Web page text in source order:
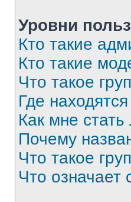
Уровни
Кто такие
Кто такие
Что такое
Где
Как мне
Почему
Что такое
Что